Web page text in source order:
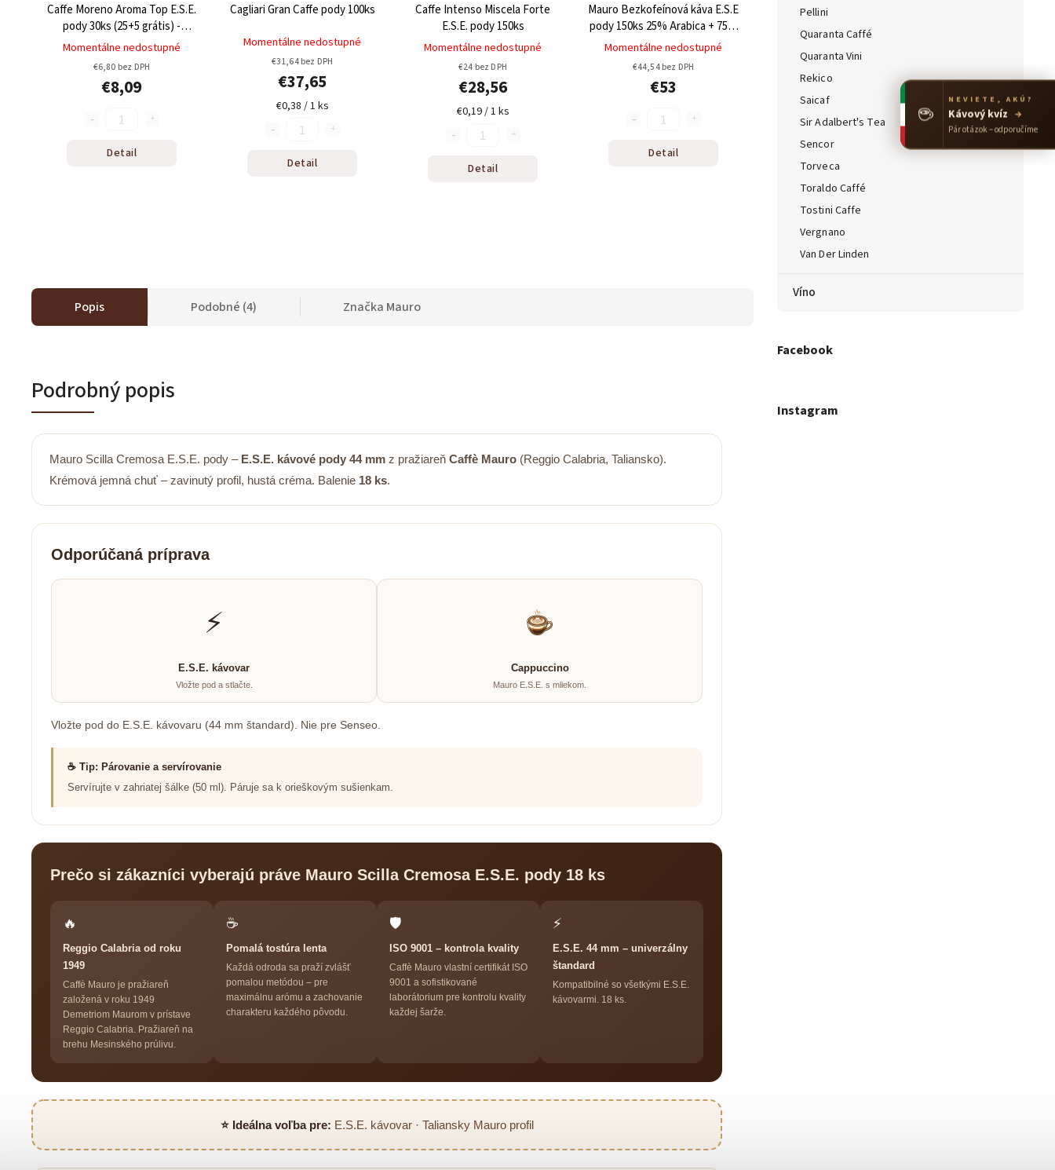
Pellini
Quaranta Caffé
Quaranta Vini
Rekico
Saicaf
Sir Adalbert's Tea
Sencor
Torveca
Toraldo Caffé
Tostini Caffe
Vergnano
Van Der Linden
Víno
Facebook
Instagram
Caffe Moreno Aroma Top E.S.E.
pody 30ks (25+5 grátis) -
Talianska kvalita75% Arabica
Momentálne nedostupné
€6,80 bez DPH
€8,09
Detail
Cagliari Gran Caffe pody 100ks
Momentálne nedostupné
€31,64 bez DPH
€37,65
€0,38 / 1 ks
Detail
Caffe Intenso Miscela Forte
E.S.E. pody 150ks
Momentálne nedostupné
€24 bez DPH
€28,56
€0,19 / 1 ks
Detail
Mauro Bezkofeínová káva E.S.E
pody 150ks 25% Arabica + 75%
Robusta
Momentálne nedostupné
€44,54 bez DPH
€53
Detail
Popis Podobné (4) Značka Mauro
Podrobný popis
Mauro Scilla Cremosa E.S.E. pody – E.S.E. kávové pody 44 mm z pražiareň Caffè Mauro (Reggio Calabria, Taliansko).
Krémová jemná chuť – zavinutý profil, hustá créma. Balenie 18 ks.
Odporúčaná príprava
⚡
E.S.E. kávovar
Vložte pod a stlačte.
Cappuccino
Mauro E.S.E. s mliekom.
Vložte pod do E.S.E. kávovaru (44 mm štandard). Nie pre Senseo.
☕ Tip: Párovanie a servírovanie
Servírujte v zahriatej šálke (50 ml). Páruje sa k orieškovým sušienkam.
Prečo si zákazníci vyberajú práve Mauro Scilla Cremosa E.S.E. pody 18 ks
🔥
Reggio Calabria od roku
1949
Caffè Mauro je pražiareň
založená v roku 1949
Demetriom Maurom v prístave
Reggio Calabria. Pražiareň na
brehu Mesinského prúlivu.
☕
Pomalá tostúra lenta
Každá odroda sa praží zvlášť
pomalou metódou – pre
maximálnu arómu a zachovanie
charakteru každého pôvodu.
🛡
ISO 9001 – kontrola kvality
Caffè Mauro vlastní certifikát ISO
9001 a sofistikované
laborátorium pre kontrolu kvality
každej šarže.
⚡
E.S.E. 44 mm – univerzálny
štandard
Kompatibilné so všetkými E.S.E.
kávovarmi. 18 ks.
⭐ Ideálna voľba pre: E.S.E. kávovar · Taliansky Mauro profil
☕ NEVIETE, AKÚ?
Kávový kvíz →
Pár otázok – odporučíme